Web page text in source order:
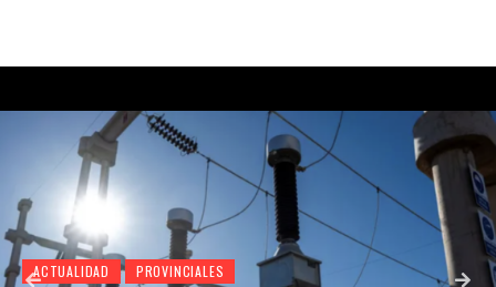
ACTUALIDAD PROVINCIALES